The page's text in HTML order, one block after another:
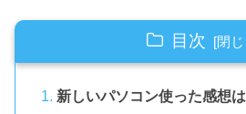
目次
新しいパソコン使った感想は